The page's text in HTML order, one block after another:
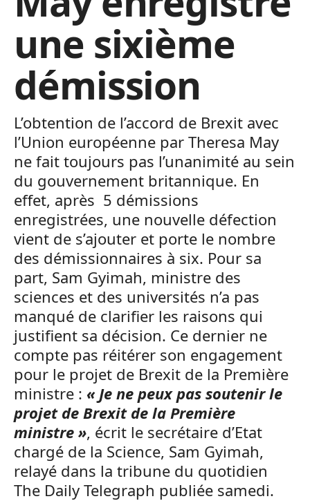
une sixième
démission
L’obtention de l’accord de Brexit avec
l’Union européenne par Theresa May
ne fait toujours pas l’unanimité au sein
du gouvernement britannique. En
effet, après 5 démissions
enregistrées, une nouvelle défection
vient de s’ajouter et porte le nombre
des démissionnaires à six. Pour sa
part, Sam Gyimah, ministre des
sciences et des universités n’a pas
manqué de clarifier les raisons qui
justifient sa décision. Ce dernier ne
compte pas réitérer son engagement
pour le projet de Brexit de la Première
ministre : « Je ne peux pas soutenir le
projet de Brexit de la Première
ministre », écrit le secrétaire d’Etat
chargé de la Science, Sam Gyimah,
relayé dans la tribune du quotidien
The Daily Telegraph publiée samedi.